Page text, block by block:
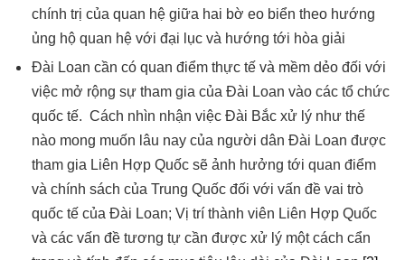
chính trị của quan hệ giữa hai bờ eo biển theo hướng
ủng hộ quan hệ với đại lục và hướng tới hòa giải
Đài Loan cần có quan điểm thực tế và mềm dẻo đối với
việc mở rộng sự tham gia của Đài Loan vào các tổ chức
quốc tế. Cách nhìn nhận việc Đài Bắc xử lý như thế
nào mong muốn lâu nay của người dân Đài Loan được
tham gia Liên Hợp Quốc sẽ ảnh hưởng tới quan điểm
và chính sách của Trung Quốc đối với vấn đề vai trò
quốc tế của Đài Loan; Vị trí thành viên Liên Hợp Quốc
và các vấn đề tương tự cần được xử lý một cách cẩn